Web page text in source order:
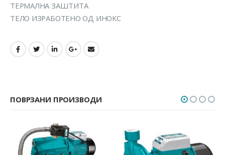
ТЕРМАЛНА ЗАШТИТА
ТЕЛО ИЗРАБОТЕНО ОД ИНОКС
ПОВРЗАНИ ПРОИЗВОДИ